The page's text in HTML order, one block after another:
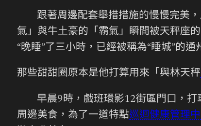
跟著周邊配套舉措措施的慢慢完美
氣」與牛土豪的「霸氣」瞬間被天秤座
“晚睡”了三小時，已經被稱為“睡城”的
那些甜甜圈原本是他打算用來「與林天秤
早晨9時，戲班環影12街區門口，
周邊美食，為了一道特點巡迴健康管理